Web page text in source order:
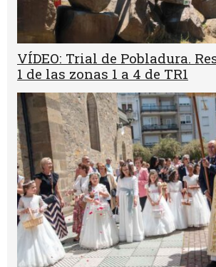
VÍDEO: Trial de Pobladura.
1 de las zonas 1 a 4 de TR1